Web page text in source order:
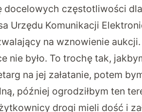
docelowych częstotliwości
Urzędu Komunikacji
na wznowienie aukcji.
nie było. To trochę tak,
na jej załatanie, potem
później ogrodziłbym ten
drogi mieli dość i